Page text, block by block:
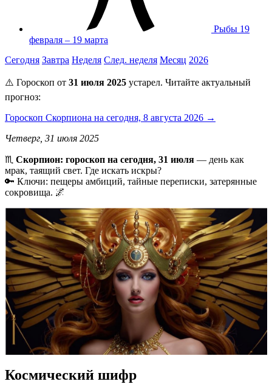
Рыбы 19
февраля – 19 марта
Сегодня Завтра Неделя След. неделя Месяц 2026
⚠️ Гороскоп от 31 июля 2025 устарел. Читайте актуальный
прогноз:
Гороскоп Скорпиона на сегодня, 8 августа 2026 →
Четверг, 31 июля 2025
♏️ Скорпион: гороскоп на сегодня, 31 июля — день как
мрак, таящий свет. Где искать искры?
🔑 Ключи: пещеры амбиций, тайные переписки, затерянные
сокровища. 🌌
Космический шифр